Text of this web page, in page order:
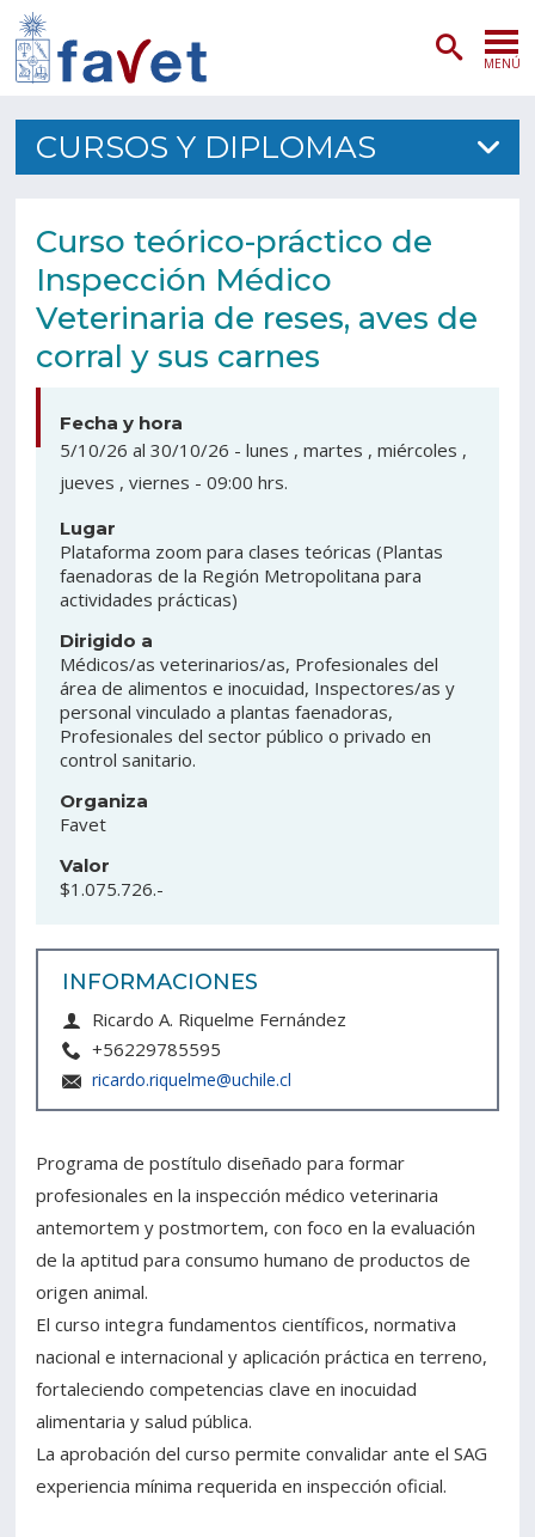
MENÚ
PORTADA
PREGRADO
POSTGRADO
INVESTIGACIÓN
SERVICIOS VETERINARIOS
Estudiantes
Académicos
Funcionarios
CURSOS Y DIPLOMAS
Curso teórico-práctico de
Inspección Médico
Veterinaria de reses, aves de
corral y sus carnes
INFORMACIONES
Ricardo A. Riquelme Fernández
+56229785595
ricardo.riquelme@uchile.cl
Fecha y hora
5/10/26 al30/10/26 -lunes , martes , miércoles ,
jueves , viernes -09:00 hrs.
Lugar
Plataforma zoom para clases teóricas(Plantas
faenadoras de la Región Metropolitana para
actividades prácticas)
Dirigido a
Médicos/as veterinarios/as, Profesionales del
área de alimentos e inocuidad, Inspectores/as y
personal vinculado a plantas faenadoras,
Profesionales del sector público o privado en
control sanitario.
Organiza
Favet
Valor
$1.075.726.-
Programa de postítulo diseñado para formar
profesionales en la inspección médico veterinaria
antemortem y postmortem, con foco en la evaluación
de la aptitud para consumo humano de productos de
origen animal.
El curso integra fundamentos científicos, normativa
nacional e internacional y aplicación práctica en terreno,
fortaleciendo competencias clave en inocuidad
alimentaria y salud pública.
La aprobación del curso permite convalidar ante el SAG
experiencia mínima requerida en inspección oficial.